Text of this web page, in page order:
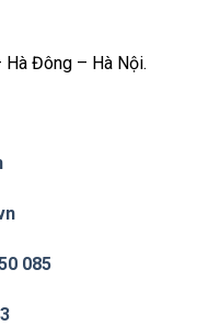
Hà Đông – Hà Nội.
085